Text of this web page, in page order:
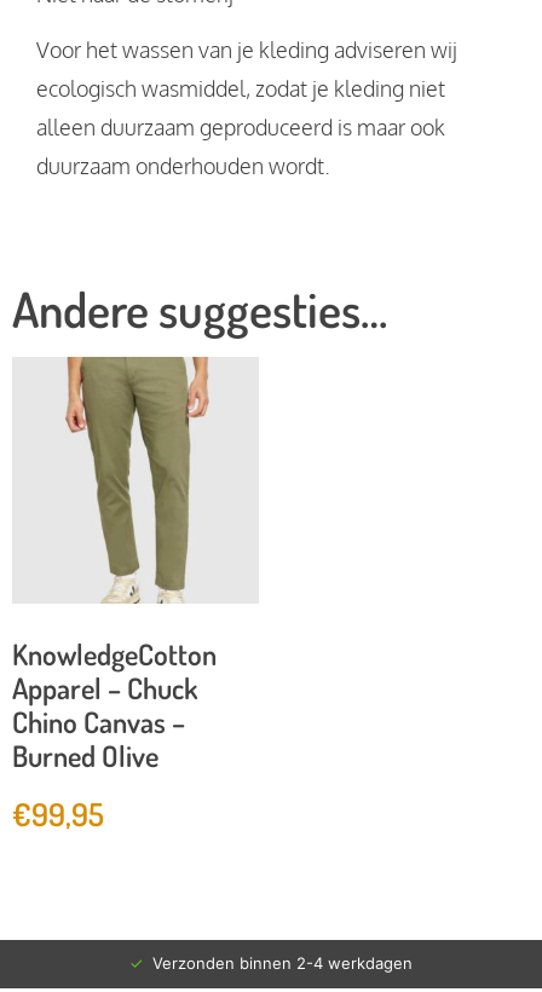
Voor het wassen van je kleding adviseren wij
ecologisch wasmiddel, zodat je kleding niet
alleen duurzaam geproduceerd is maar ook
duurzaam onderhouden wordt.
Andere suggesties…
KnowledgeCotton
Apparel – Chuck
Chino Canvas –
Burned Olive
€99,95
✓ Verzonden binnen 2-4 werkdagen